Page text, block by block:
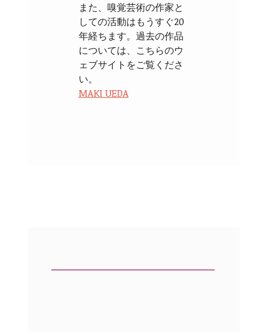
また、嗅覚芸術の作家と
しての活動はもうすぐ20
年経ちます。過去の作品
については、こちらのウ
ェブサイトをご覧くださ
い。
MAKI UEDA